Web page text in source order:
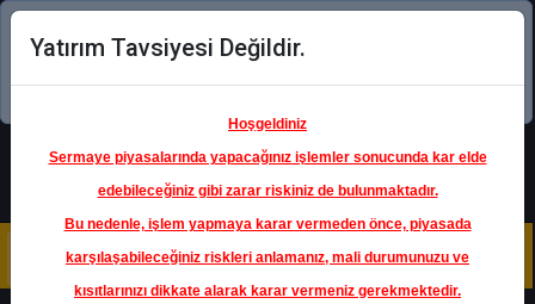
Şimdi uygulamayı indirin!
Yatırım Tavsiyesi Değildir.
Hoşgeldiniz
Sermaye piyasalarında yapacağınız işlemler sonucunda kar elde
edebileceğiniz gibi zarar riskiniz de bulunmaktadır.
Bu nedenle, işlem yapmaya karar vermeden önce, piyasada
karşılaşabileceğiniz riskleri anlamanız, mali durumunuzu ve
kısıtlarınızı dikkate alarak karar vermeniz gerekmektedir.